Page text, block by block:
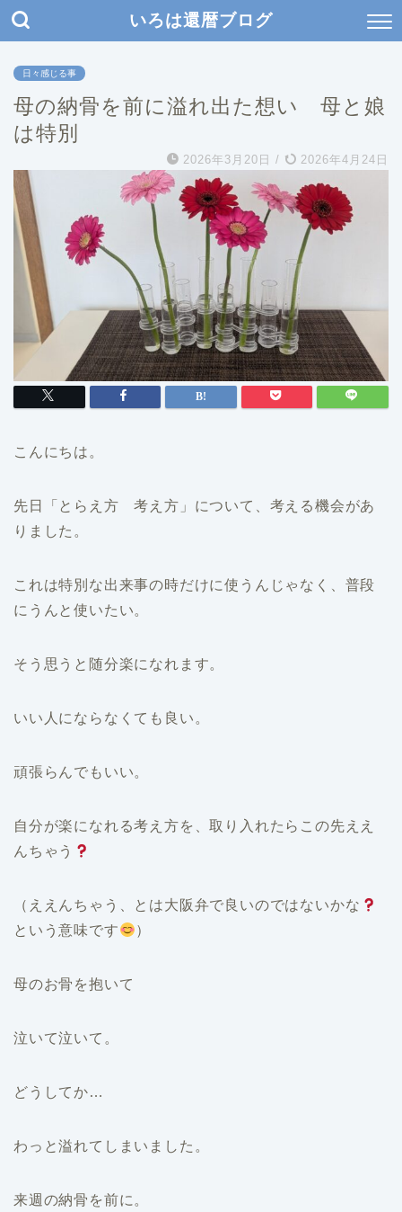
いろは還暦ブログ
日々感じる事
母の納骨を前に溢れ出た想い 母と娘
は特別
2026年3月20日 / 2026年4月24日
こんにちは。
先日「とらえ方 考え方」について、考える機会があ
りました。
これは特別な出来事の時だけに使うんじゃなく、普段
にうんと使いたい。
そう思うと随分楽になれます。
いい人にならなくても良い。
頑張らんでもいい。
自分が楽になれる考え方を、取り入れたらこの先ええ
んちゃう
（ええんちゃう、とは大阪弁で良いのではないかな
という意味です
）
母のお骨を抱いて
泣いて泣いて。
どうしてか…
わっと溢れてしまいました。
来週の納骨を前に。